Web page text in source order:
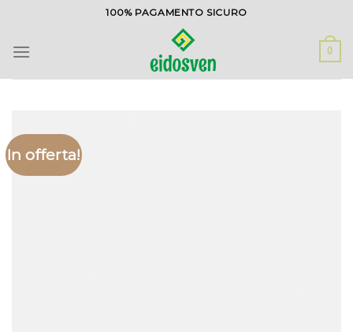
contenuti
100% PAGAMENTO SICURO
0
In offerta!